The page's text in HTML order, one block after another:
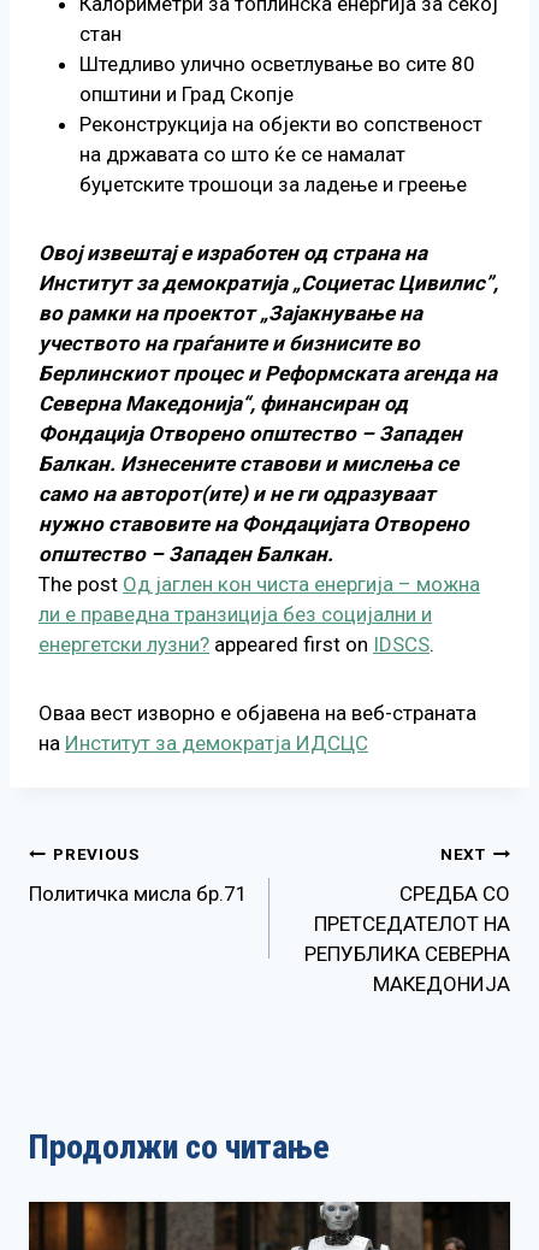
стан
Штедливо улично осветлување во сите 80
општини и Град Скопје
Реконструкција на објекти во сопственост
на државата со што ќе се намалат
буџетските трошоци за ладење и греење
Овој извештај е изработен од страна на
Институт за демократија „Социетас Цивилис”,
во рамки на проектот „Зајакнување на
учеството на граѓаните и бизнисите во
Берлинскиот процес и Реформската агенда на
Северна Македонија“, финансиран од
Фондација Отворено општество – Западен
Балкан. Изнесените ставови и мислења се
само на авторот(ите) и не ги одразуваат
нужно ставовите на Фондацијата Отворено
општество – Западен Балкан.
The post Од јаглен кон чиста енергија – можна
ли е праведна транзиција без социјални и
енергетски лузни? appeared first on IDSCS.
Оваа вест изворно е објавена на веб-страната
на Институт за демократја ИДСЦС
Навигација
на
PREVIOUS
Политичка мисла бр.71
NEXT
СРЕДБА СО
ПРЕТСЕДАТЕЛОТ НА
РЕПУБЛИКА СЕВЕРНА
МАКЕДОНИЈА
Продолжи со читање